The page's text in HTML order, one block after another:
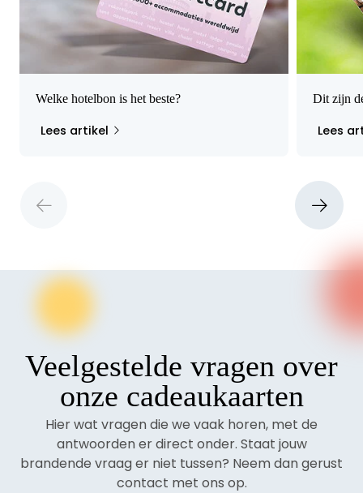
nummer in op de officiële Bongo-website en
controleer je saldo.
Welke hotelbon is het beste?
Lees artikel
Dit zijn
Lees
Veelgestelde vragen over
onze cadeaukaarten
Hier wat vragen die we vaak horen, met de
antwoorden er direct onder. Staat jouw
brandende vraag er niet tussen? Neem dan gerust
contact met ons op.